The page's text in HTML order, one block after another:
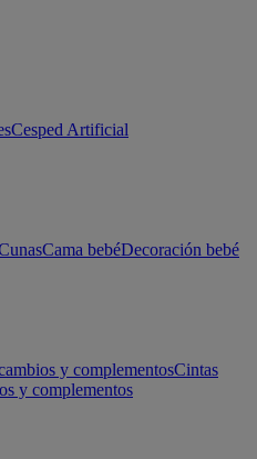
Cesped Artificial
Cama bebéDecoración bebé
y complementosCintas
y complementos